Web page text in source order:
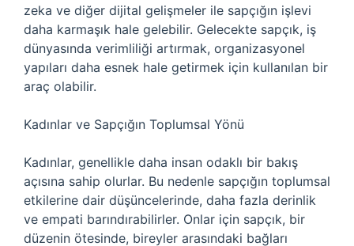
zeka ve diğer dijital gelişmeler ile sapçığın işlevi
daha karmaşık hale gelebilir. Gelecekte sapçık, iş
dünyasında verimliliği artırmak, organizasyonel
yapıları daha esnek hale getirmek için kullanılan bir
araç olabilir.
Kadınlar ve Sapçığın Toplumsal Yönü
Kadınlar, genellikle daha insan odaklı bir bakış
açısına sahip olurlar. Bu nedenle sapçığın toplumsal
etkilerine dair düşüncelerinde, daha fazla derinlik
ve empati barındırabilirler. Onlar için sapçık, bir
düzenin ötesinde, bireyler arasındaki bağları